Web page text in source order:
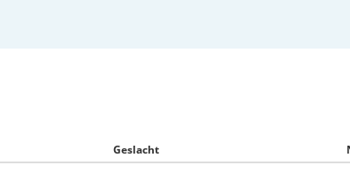
Geslacht